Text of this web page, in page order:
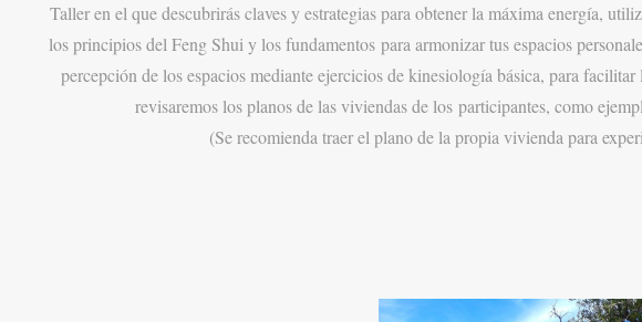
Taller en el que descubrirás claves y estrategias para obtener la máxima energía,
los principios del Feng Shui y los fundamentospara armonizar tus espacios
percepción de los espacios mediante ejercicios de kinesiología básica, para
revisaremos los planos de las viviendas de losparticipantes, como
(Se recomienda traer el plano de la propia vivienda para